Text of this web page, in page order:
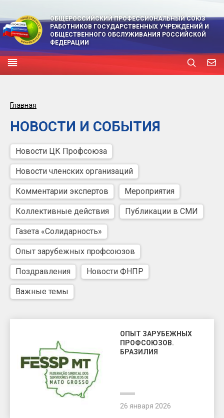
ОБЩЕРОССИЙСКИЙ ПРОФЕССИОНАЛЬНЫЙ СОЮЗ
РАБОТНИКОВ ГОСУДАРСТВЕННЫХ УЧРЕЖДЕНИЙ И
ОБЩЕСТВЕННОГО ОБСЛУЖИВАНИЯ РОССИЙСКОЙ
ФЕДЕРАЦИИ
Главная
НОВОСТИ И СОБЫТИЯ
Новости ЦК Профсоюза
Новости членских организаций
Комментарии экспертов Мероприятия
Коллективные действия Публикации в СМИ
Газета «Солидарность»
Опыт зарубежных профсоюзов
Поздравления Новости ФНПР
Важные темы
ОПЫТ ЗАРУБЕЖНЫХ
ПРОФСОЮЗОВ.
БРАЗИЛИЯ
26 января 2026